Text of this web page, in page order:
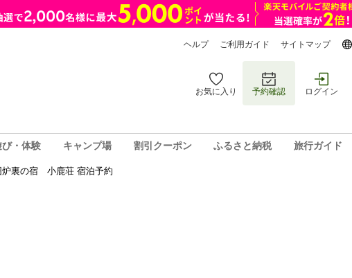
ヘルプ ご利用ガイド サイトマップ
お気に入り 予約確認 ログイン
び・体験 キャンプ場 割引クーポン ふるさと納税 旅行ガイド
裏の宿 小鹿荘 宿泊予約